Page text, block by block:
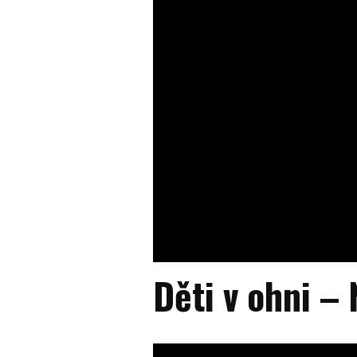
Děti v ohni –